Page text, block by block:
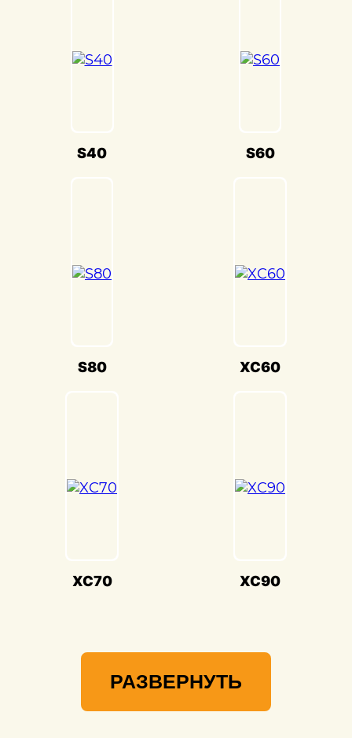
хс 90) на дороге.
Наши опытные специалисты по окраске
Кузовной ремонт Volvo XC90(Вольво хс
90) в «Детейлингофъ» – это гарантия
Мы гордимся своей способностью
воссоздавать совершенство Volvo
S40 S60
S80 XC60
XC70 XC90
РАЗВЕРНУТЬ